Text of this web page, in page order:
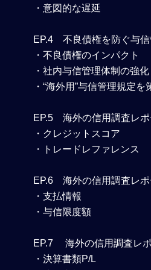
・意図的な遅延
EP.4 不良債権を防ぐ与信
・不良債権のインパクト
・社内与信管理体制の強化
・“海外用”与信管理規定を
EP.5
海外の信用調査レ
・クレジットスコア
・トレードレファレンス
EP.6
海外の信用調査レ
・支払情報
・与信限度額
EP.7
海外の信用調査レ
・決算書類P/L